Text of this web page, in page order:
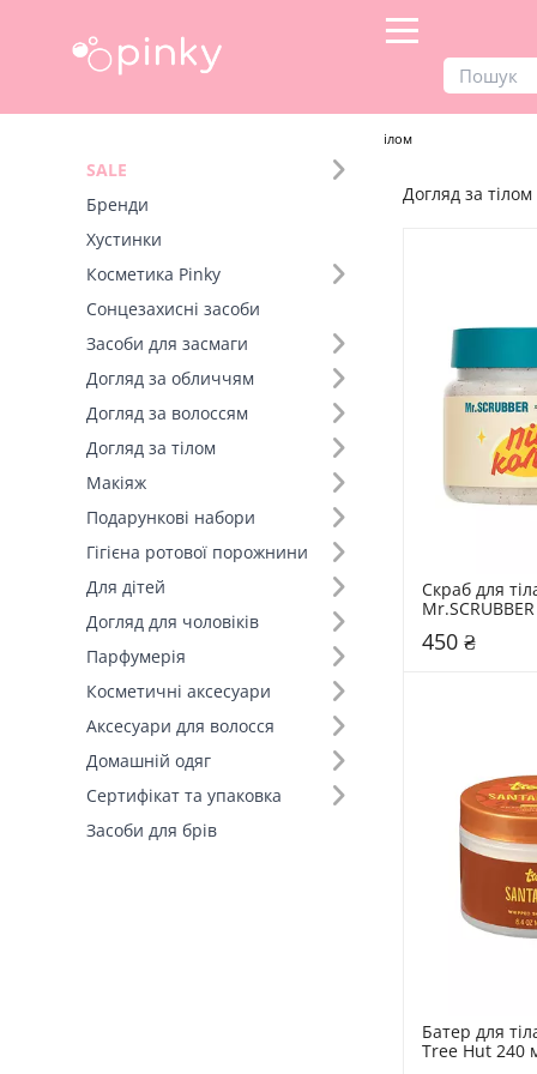
SALE
Бренди
Хустинки
Косметика Pinky
Сонцезахисні засоби
Засоби для засмаги
Догляд за обличчям
Догляд за волоссям
Догляд за тілом
Макіяж
Подарункові набори
Гігієна ротової порожнини
Для дітей
Догляд для чоловіків
Парфумерія
Косметичні аксесуари
Аксесуари для волосся
Домашній одяг
Сертифікат та упаковка
Засоби для брів
Догляд за тілом
Фільтр
Бренд (17)
Догляд за тілом
Скраб для
450 ₴
Батер для
Tree Hut 240